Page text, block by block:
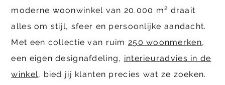
moderne woonwinkel van 20.000 m² draait
alles om stijl, sfeer en persoonlijke aandacht.
Met een collectie van ruim 250 woonmerken,
een eigen designafdeling, interieuradvies in de
winkel, bied jij klanten precies wat ze zoeken.